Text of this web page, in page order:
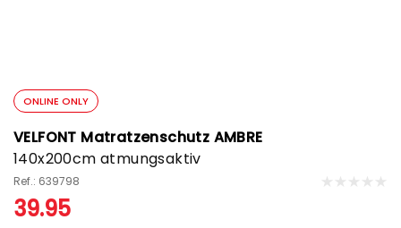
ONLINE ONLY
VELFONT Matratzenschutz AMBRE
140x200cm atmungsaktiv
Ref.: 639798
39.95